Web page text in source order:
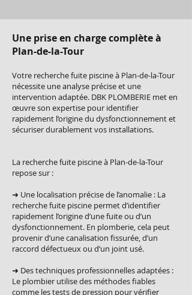
Une prise en charge complète à
Plan-de-la-Tour
Votre recherche fuite piscine à Plan-de-la-Tour
nécessite une analyse précise et une
intervention adaptée. DBK PLOMBERIE met en
œuvre son expertise pour identifier
rapidement l’origine du dysfonctionnement et
sécuriser durablement vos installations.
La recherche fuite piscine à Plan-de-la-Tour
repose sur :
➜ Une localisation précise de l’anomalie : La
recherche fuite piscine permet d’identifier
rapidement l’origine d’une fuite ou d’un
dysfonctionnement. En plomberie, cela peut
provenir d’une canalisation fissurée, d’un
raccord défectueux ou d’un joint usé.
➜ Des techniques professionnelles adaptées :
Le plombier utilise des méthodes fiables
comme les tests de pression pour vérifier